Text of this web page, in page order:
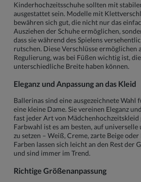
Kinderhochzeitsschuhe sollten mit
ausgestattet sein. Modelle mit
bewähren sich gut, die nicht nur das
Ausziehen der Schuhe ermöglichen,
dass sie während des Spielens
rutschen. Diese Verschlüsse ermöglichen
Regulierung, was bei Füßen wichtig ist,
unterschiedliche Breite haben können.
Eleganz und Anpassung an das Kleid
Ballerinas sind eine ausgezeichnete
eine kleine Dame. Sie vereinen Eleganz
fast jeder Art von Mädchenhochzeitskleid
Farbwahl ist es am besten, auf universelle
zu setzen – Weiß, Creme, zarte Beige
Farben lassen sich leicht an den Rest der
und sind immer im Trend.
Richtige Größenanpassung